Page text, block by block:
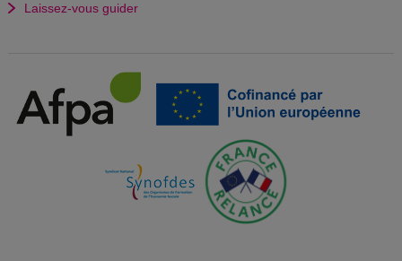
Laissez-vous guider